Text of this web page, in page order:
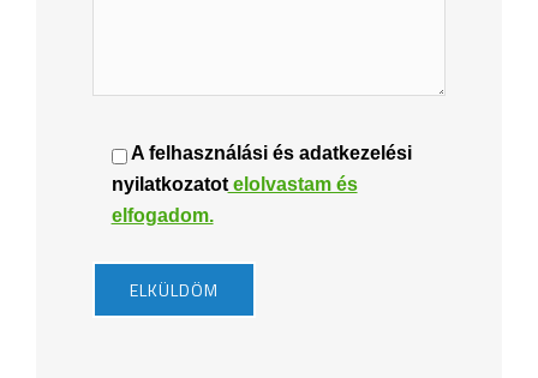
A felhasználási és adatkezelési
nyilatkozatotelolvastam és
elfogadom.